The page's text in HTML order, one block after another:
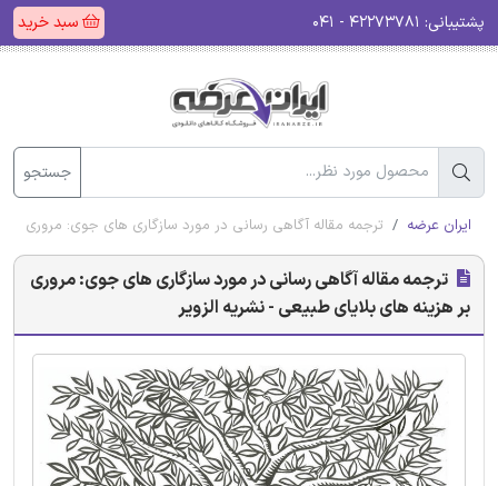
پشتیبانی: سبد خرید
جستجو
ایران عرضه ترجمه مقاله آگاهی رسانی در مورد سازگاری های جوی: مروری بر
ترجمه مقاله آگاهی رسانی در مورد سازگاری های جوی: مروری
بر هزینه های بلایای طبیعی - نشریه الزویر